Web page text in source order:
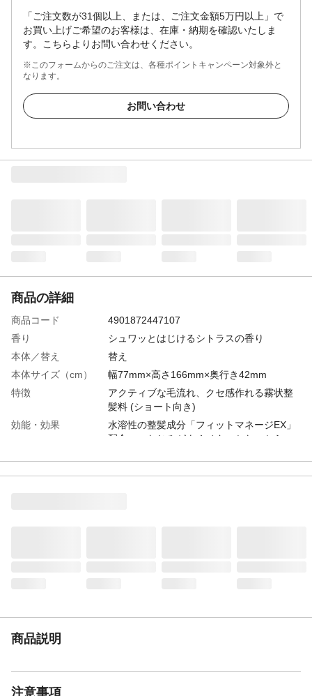
「ご注文数が31個以上、または、ご注文金額5万円以上」で
お買い上げご希望のお客様は、在庫・納期を確認いたしま
す。こちらよりお問い合わせください。
※このフォームからのご注文は、各種ポイントキャンペーン対象外と
なります。
お問い合わせ
商品の詳細
商品コード
4901872447107
香り
シュワッとはじけるシトラスの香り
本体／替え
替え
本体サイズ（cm）
幅77mm×高さ166mm×奥行き42mm
特徴
アクティブな毛流れ、クセ感作れる霧状整
髪料 (ショート向き)
効能・効果
水溶性の整髪成分「フィットマネージEX」
配合。 なじみがよくベタつかないから、
使用方法
必ず、ウーノ フォグバー がっちりアクティ
手にとってからつけてもOK。 ●髪全体に
商品説明
注意事項